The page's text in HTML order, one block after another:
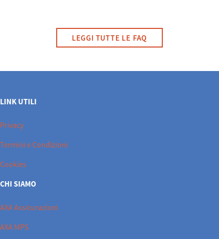
LEGGI TUTTE LE FAQ
LINK UTILI
Privacy
Termini e Condizioni
Cookies
CHI SIAMO
AXA Assicurazioni
AXA MPS